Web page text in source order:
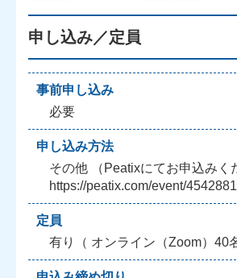
申し込み／定員
事前申し込み
必要
申し込み方法
その他 （Peatixにてお申込みく
https://peatix.com/event/
定員
有り（ オンライン（Zoom）40